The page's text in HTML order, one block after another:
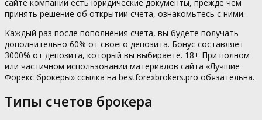
сайте компании есть юридические документы, прежде чем
принять решение об открытии счета, ознакомьтесь с ними.
Каждый раз после пополнения счета, вы будете получать
дополнительно 60% от своего депозита. Бонус составляет
3000% от депозита, который вы выбираете. 18+ При полном
или частичном использовании материалов сайта «Лучшие
Форекс брокеры» ссылка на bestforexbrokers.pro обязательна.
Типы счетов брокера